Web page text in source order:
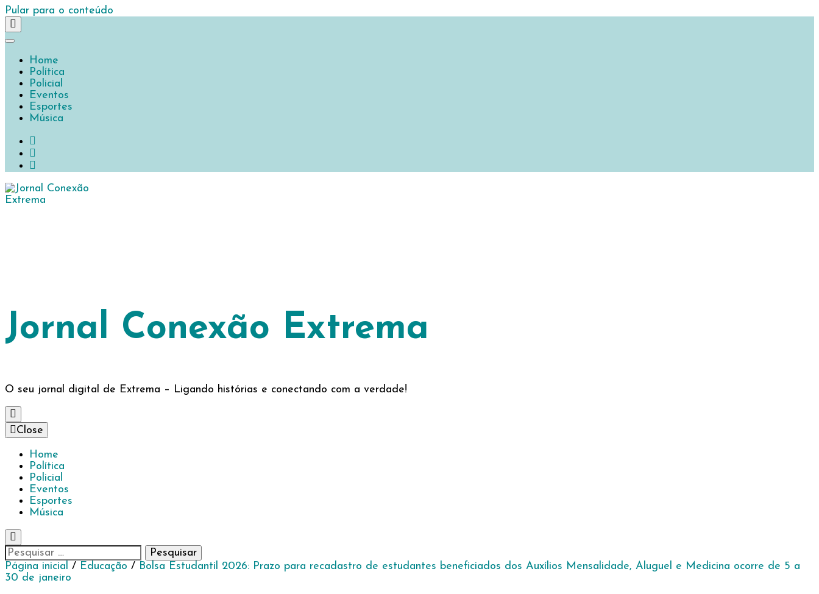
Pular para o conteúdo
Home
Política
Policial
Eventos
Esportes
Música
Jornal Conexão Extrema
O seu jornal digital de Extrema – Ligando histórias e conectando com a verdade!
Close
Home
Política
Policial
Eventos
Esportes
Música
Pesquisar
por:
Página inicial / Educação / Bolsa Estudantil 2026: Prazo para recadastro de estudantes beneficiados dos Auxílios Mensalidade, Aluguel e Medicina ocorre de 5 a
30 de janeiro